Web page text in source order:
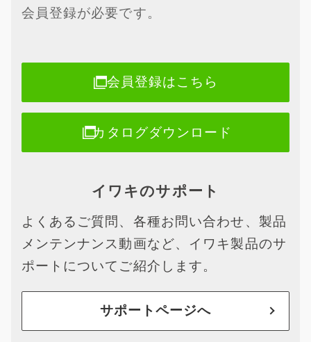
会員登録が必要です。
会員登録はこちら
カタログダウンロード
イワキのサポート
よくあるご質問、各種お問い合わせ、製品
メンテンナンス動画など、イワキ製品のサ
ポートについてご紹介します。
サポートページへ